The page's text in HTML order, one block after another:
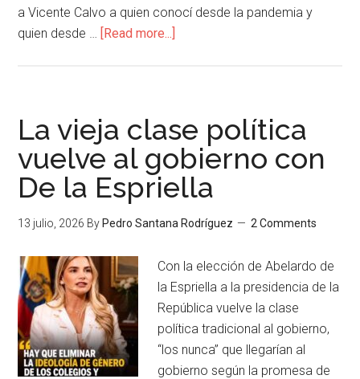
a Vicente Calvo a quien conocí desde la pandemia y
quien desde … [Read more...]
La vieja clase política
vuelve al gobierno con
De la Espriella
13 julio, 2026 By Pedro Santana Rodríguez 2 Comments
Con la elección de Abelardo de
la Espriella a la presidencia de la
República vuelve la clase
política tradicional al gobierno,
“los nunca” que llegarían al
gobierno según la promesa de